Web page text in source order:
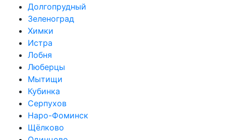
Долгопрудный
Зеленоград
Химки
Истра
Лобня
Люберцы
Мытищи
Кубинка
Серпухов
Наро-Фоминск
Щёлково